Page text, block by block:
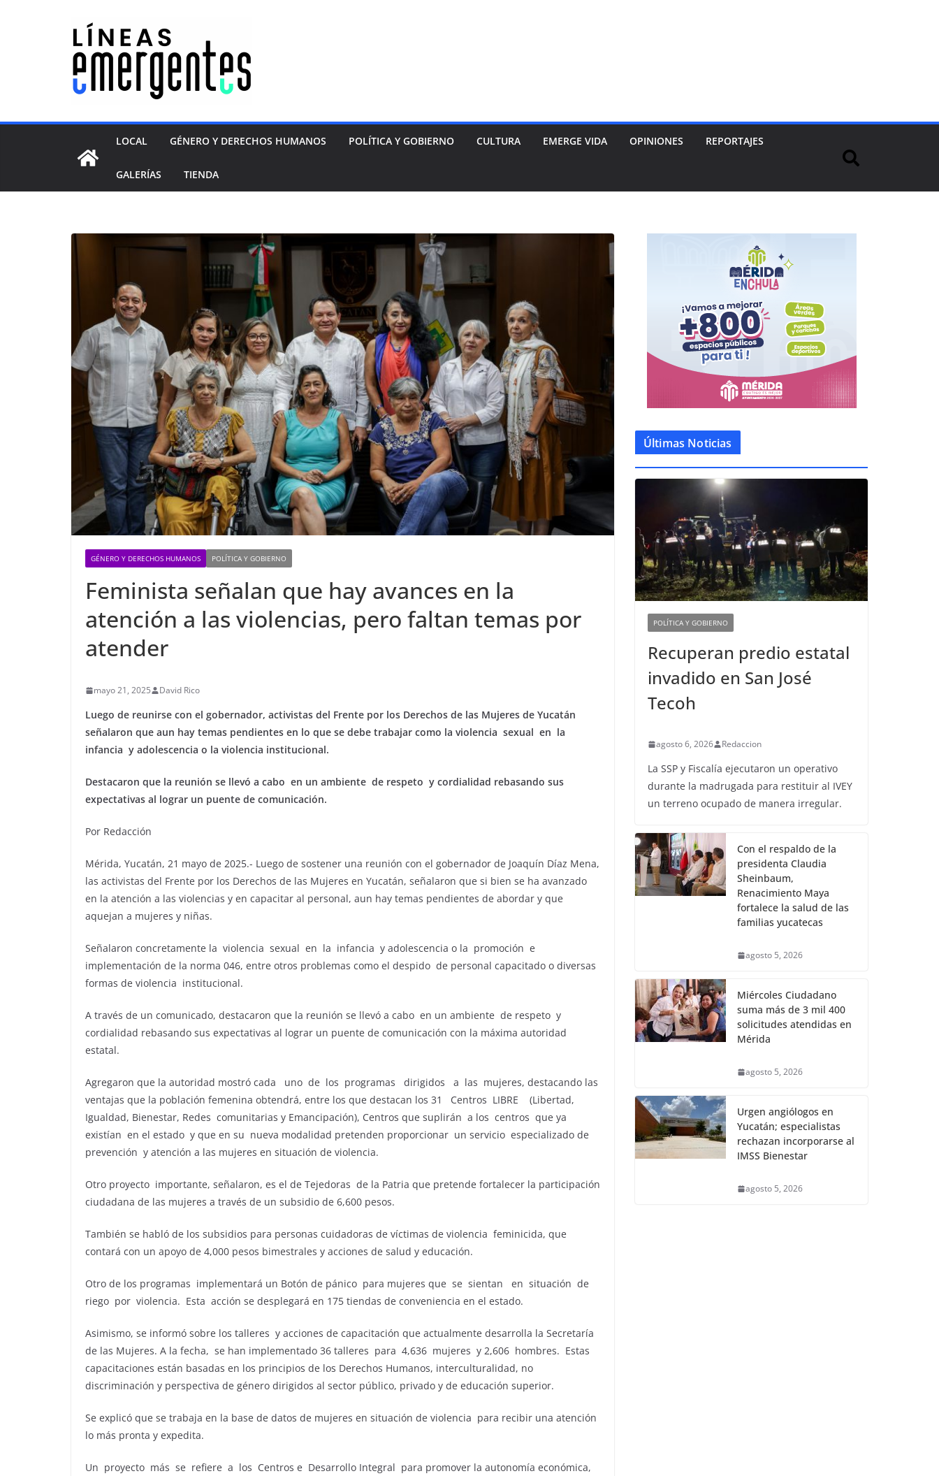
LOCAL GÉNERO Y DERECHOS HUMANOS POLÍTICA Y GOBIERNO CULTURA EMERGE VIDA OPINIONES REPORTAJES
GALERÍAS TIENDA
GÉNERO Y DERECHOS HUMANOS POLÍTICA Y GOBIERNO
Feminista señalan que hay avances en la
atención a las violencias, pero faltan temas por
atender
mayo 21, 2025 David Rico
Luego de reunirse con el gobernador, activistas del Frente por los Derechos de las Mujeres de Yucatán
señalaron que aun hay temas pendientes en lo que se debe trabajar como la violencia sexual en la
infancia y adolescencia o la violencia institucional.
Destacaron que la reunión se llevó a cabo en un ambiente de respeto y cordialidad rebasando sus
expectativas al lograr un puente de comunicación.
Por Redacción
Mérida, Yucatán, 21 mayo de 2025.- Luego de sostener una reunión con el gobernador de Joaquín Díaz Mena,
las activistas del Frente por los Derechos de las Mujeres en Yucatán, señalaron que si bien se ha avanzado
en la atención a las violencias y en capacitar al personal, aun hay temas pendientes de abordar y que
aquejan a mujeres y niñas.
Señalaron concretamente la violencia sexual en la infancia y adolescencia o la promoción e
implementación de la norma 046, entre otros problemas como el despido de personal capacitado o diversas
formas de violencia institucional.
A través de un comunicado, destacaron que la reunión se llevó a cabo en un ambiente de respeto y
cordialidad rebasando sus expectativas al lograr un puente de comunicación con la máxima autoridad
estatal.
Agregaron que la autoridad mostró cada uno de los programas dirigidos a las mujeres, destacando las
ventajas que la población femenina obtendrá, entre los que destacan los 31 Centros LIBRE (Libertad,
Igualdad, Bienestar, Redes comunitarias y Emancipación), Centros que suplirán a los centros que ya
existían en el estado y que en su nueva modalidad pretenden proporcionar un servicio especializado de
prevención y atención a las mujeres en situación de violencia.
Otro proyecto importante, señalaron, es el de Tejedoras de la Patria que pretende fortalecer la participación
ciudadana de las mujeres a través de un subsidio de 6,600 pesos.
También se habló de los subsidios para personas cuidadoras de víctimas de violencia feminicida, que
contará con un apoyo de 4,000 pesos bimestrales y acciones de salud y educación.
Otro de los programas implementará un Botón de pánico para mujeres que se sientan en situación de
riego por violencia. Esta acción se desplegará en 175 tiendas de conveniencia en el estado.
Asimismo, se informó sobre los talleres y acciones de capacitación que actualmente desarrolla la Secretaría
de las Mujeres. A la fecha, se han implementado 36 talleres para 4,636 mujeres y 2,606 hombres. Estas
capacitaciones están basadas en los principios de los Derechos Humanos, interculturalidad, no
discriminación y perspectiva de género dirigidos al sector público, privado y de educación superior.
Se explicó que se trabaja en la base de datos de mujeres en situación de violencia para recibir una atención
lo más pronta y expedita.
Un proyecto más se refiere a los Centros e Desarrollo Integral para promover la autonomía económica,
Últimas Noticias
POLÍTICA Y GOBIERNO
Recuperan predio estatal
invadido en San José
Tecoh
agosto 6, 2026 Redaccion
La SSP y Fiscalía ejecutaron un operativo
durante la madrugada para restituir al IVEY
un terreno ocupado de manera irregular.
Con el respaldo de la
presidenta Claudia
Sheinbaum,
Renacimiento Maya
fortalece la salud de las
familias yucatecas
agosto 5, 2026
Miércoles Ciudadano
suma más de 3 mil 400
solicitudes atendidas en
Mérida
agosto 5, 2026
Urgen angiólogos en
Yucatán; especialistas
rechazan incorporarse al
IMSS Bienestar
agosto 5, 2026